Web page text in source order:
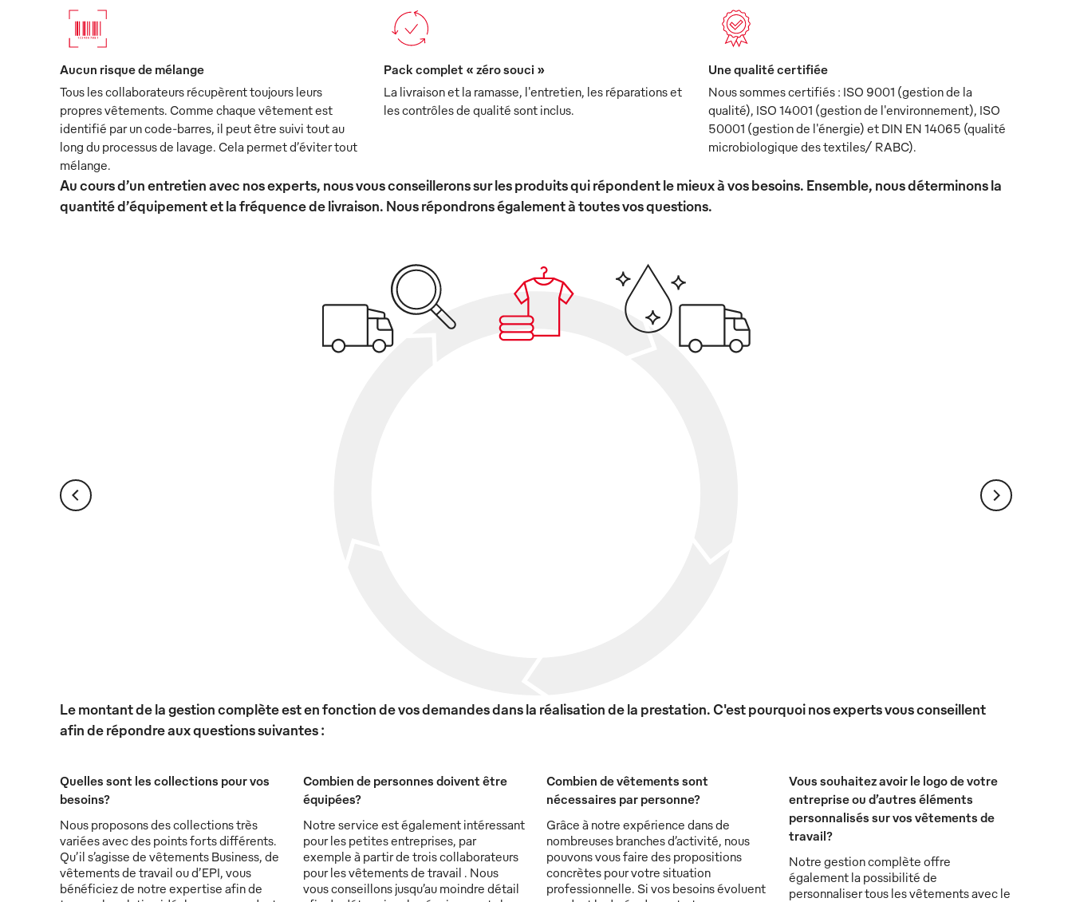
Aucun risque de mélange
Tous les collaborateurs récupèrent toujours leurs
propres vêtements. Comme chaque vêtement est
identifié par un code-barres, il peut être suivi tout au
long du processus de lavage. Cela permet d’éviter tout
mélange.
Pack complet « zéro souci »
La livraison et la ramasse, l'entretien, les réparations et
les contrôles de qualité sont inclus.
Une qualité certifiée
Nous sommes certifiés : ISO 9001 (gestion de la
qualité), ISO 14001 (gestion de l'environnement), ISO
50001 (gestion de l'énergie) et DIN EN 14065 (qualité
microbiologique des textiles/ RABC).
Au cours d’un entretien avec nos experts, nous vous conseillerons sur les produits qui répondent le mieux à vos besoins. Ensemble, nous déterminons la
quantité d’équipement et la fréquence de livraison. Nous répondrons également à toutes vos questions.
Le montant de la gestion complète est en fonction de vos demandes dans la réalisation de la prestation. C'est pourquoi nos experts vous conseillent
afin de répondre aux questions suivantes :
Quelles sont les collections pour vos
besoins?
Nous proposons des collections très
variées avec des points forts différents.
Qu’il s’agisse de vêtements Business, de
vêtements de travail ou d’EPI, vous
bénéficiez de notre expertise afin de
Combien de personnes doivent être
équipées?
Notre service est également intéressant
pour les petites entreprises, par
exemple à partir de trois collaborateurs
pour les vêtements de travail . Nous
vous conseillons jusqu’au moindre détail
Combien de vêtements sont
nécessaires par personne?
Grâce à notre expérience dans de
nombreuses branches d’activité, nous
pouvons vous faire des propositions
concrètes pour votre situation
professionnelle. Si vos besoins évoluent
Vous souhaitez avoir le logo de votre
entreprise ou d’autres éléments
personnalisés sur vos vêtements de
travail?
Notre gestion complète offre
également la possibilité de
personnaliser tous les vêtements avec le